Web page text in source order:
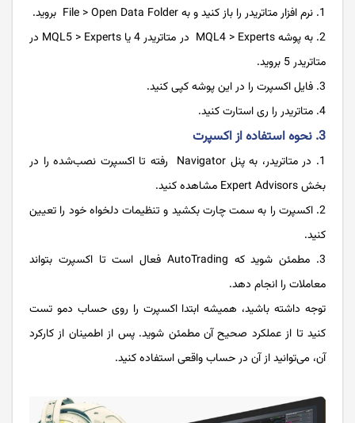
نرم افزار متاتریدر را باز کنید و به File > Open Data Folder بروید.
به پوشه MQL4 > Experts در متاتریدر 4 یا MQL5 > Experts در
متاتریدر 5 بروید.
فایل اکسپرت را در این پوشه کپی کنید.
متاتریدر را ری استارت کنید.
3. نحوه استفاده از اکسپرت
در متاتریدر، به پنل Navigator رفته تا اکسپرت نصب‌شده را در
بخش Expert Advisors مشاهده کنید.
اکسپرت را به سمت چارت بکشید و تنظیمات دلخواه خود را تعیین
کنید.
مطمئن شوید که AutoTrading فعال است تا اکسپرت بتواند
معاملات را انجام دهد.
توجه داشته باشید، همیشه ابتدا اکسپرت را روی حساب دمو تست
کنید تا از عملکرد صحیح آن مطمئن شوید. پس از اطمینان از کارکرد
آن، می‌توانید از آن در حساب واقعی استفاده کنید.